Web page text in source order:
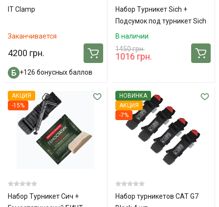
IT Clamp
Заканчивается
4200 грн.
+126 бонусных баллов
Набор Турникет Sich +
Подсумок под турникет Sich
TQ (Pixel)
В наличии
1450 грн.
1016 грн.
АКЦИЯ
-15%
Набор Турникет Сич +
НОВИНКА
АКЦИЯ
-7%
Набор турникетов CAT G7